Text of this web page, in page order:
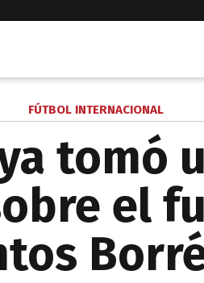
FÚTBOL INTERNACIONAL
tomó
el